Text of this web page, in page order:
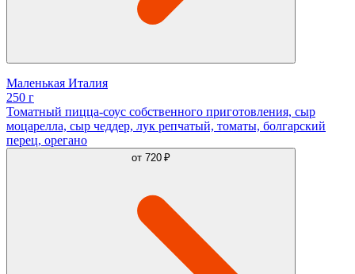
Маленькая Италия
250 г
Томатный пицца-соус собственного приготовления, сыр
моцарелла, сыр чеддер, лук репчатый, томаты, болгарский
перец, орегано
от 720 ₽